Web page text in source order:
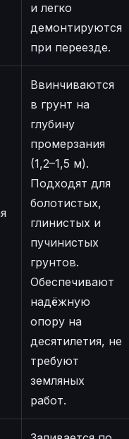
и легко
демонтируются
при переезде.
Ввинчиваются
в грунт на
глубину
промерзания
(1,2–1,5 м).
Подходят для
болотистых,
глинистых и
пучинистых
грунтов.
Обеспечивают
надёжную
опору на
десятилетия, не
требуют
земляных
работ.